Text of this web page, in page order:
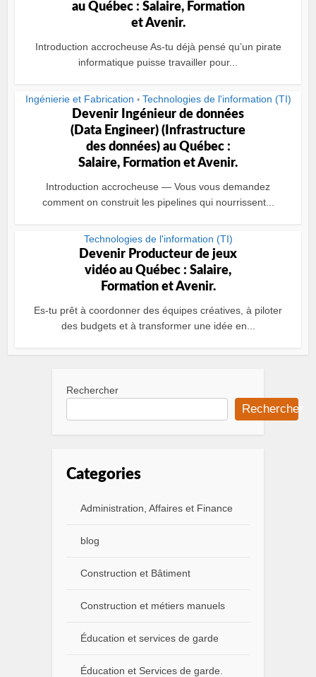
au Québec : Salaire, Formation
et Avenir.
Introduction accrocheuse As-tu déjà pensé qu’un pirate
informatique puisse travailler pour...
Ingénierie et Fabrication • Technologies de l'information (TI)
Devenir Ingénieur de données
(Data Engineer) (Infrastructure
des données) au Québec :
Salaire, Formation et Avenir.
Introduction accrocheuse — Vous vous demandez
comment on construit les pipelines qui nourrissent...
Technologies de l'information (TI)
Devenir Producteur de jeux
vidéo au Québec : Salaire,
Formation et Avenir.
Es-tu prêt à coordonner des équipes créatives, à piloter
des budgets et à transformer une idée en...
Rechercher
Rechercher
Categories
Administration, Affaires et Finance
blog
Construction et Bâtiment
Construction et métiers manuels
Éducation et services de garde
Éducation et Services de garde.